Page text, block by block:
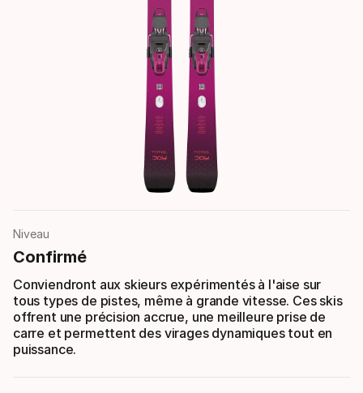
Niveau
Confirmé
Conviendront aux skieurs expérimentés à l'aise sur
tous types de pistes, même à grande vitesse. Ces skis
offrent une précision accrue, une meilleure prise de
carre et permettent des virages dynamiques tout en
puissance.